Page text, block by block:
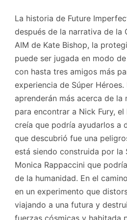
La historia de Future
después de la narrativa de la
AIM de Kate Bishop, la
puede ser jugada en modo
con hasta tres amigos más
experiencia de Súper
aprenderán más acerca de la
para encontrar a Nick Fury, el
creía que podría ayudarlos a
que descubrió fue una
está siendo construida por la
Monica Rappaccini que
de la humanidad. En el
en un experimento que
viajando a una futura y